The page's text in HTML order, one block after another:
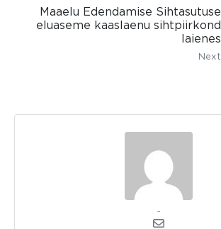
Maaelu Edendamise Sihtasutuse
eluaseme kaaslaenu sihtpiirkond
laienes
Next